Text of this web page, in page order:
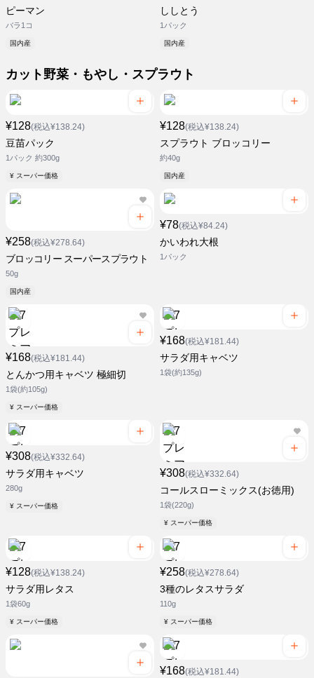
ピーマン
バラ1コ
国内産
ししとう
1パック
国内産
カット野菜・もやし・スプラウト
¥128(税込¥138.24)
豆苗パック
1パック 約300g
¥ スーパー価格
¥128(税込¥138.24)
スプラウト ブロッコリー
約40g
国内産
¥258(税込¥278.64)
ブロッコリー スーパースプラウト
50g
国内産
¥78(税込¥84.24)
かいわれ大根
1パック
¥168(税込¥181.44)
とんかつ用キャベツ 極細切
1袋(約105g)
¥ スーパー価格
¥168(税込¥181.44)
サラダ用キャベツ
1袋(約135g)
¥308(税込¥332.64)
サラダ用キャベツ
280g
¥ スーパー価格
¥308(税込¥332.64)
コールスローミックス(お徳用)
1袋(220g)
¥ スーパー価格
¥128(税込¥138.24)
サラダ用レタス
1袋60g
¥ スーパー価格
¥258(税込¥278.64)
3種のレタスサラダ
110g
¥ スーパー価格
¥168(税込¥181.44)